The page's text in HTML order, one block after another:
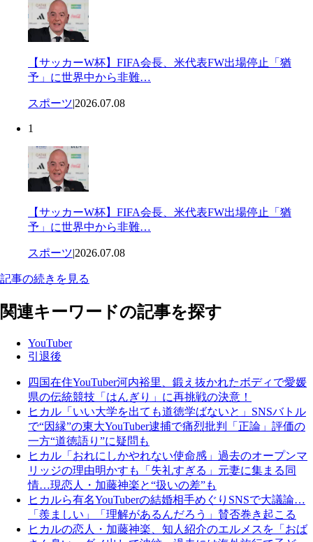
【サッカーW杯】FIFA会長、米代表FW出場停止「猶
予」に世界中から非難…
スポーツ|2026.07.08
1
【サッカーW杯】FIFA会長、米代表FW出場停止「猶
予」に世界中から非難…
スポーツ|2026.07.08
記事の続きを見る
関連キーワードの記事を探す
YouTuber
引退後
四国在住YouTuber河内裕里、鍛え抜かれたボディで愛媛
県の伝統競技「はんぎり」に再挑戦の決意！
ヒカル「いい大学を出ても道徳学ばないと」SNSバトル
で“因縁”の東大YouTuber逮捕で痛烈批判「正論」評価の
一方“道徳語り”に疑問も
ヒカル「おれにしかやれない使命感」過去のオープンマ
リッジの理由明かすも「失礼すぎる」元妻に集まる同
情…現恋人・加藤神楽と“扱いの差”も
ヒカルら有名YouTuberの結婚相手めぐりSNSで大議論…
「羨ましい」「理解があるんだろう」賛否巻き起こる
ヒカルの恋人・加藤神楽、知人紹介のエルメスを「おば